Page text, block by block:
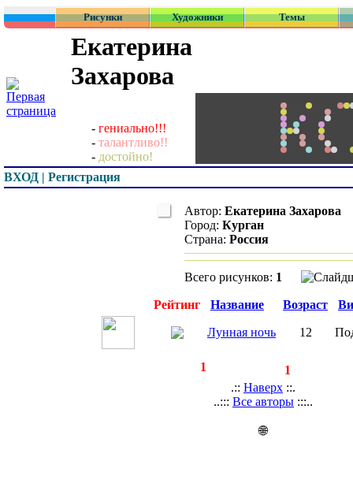
Рисунки Художники Темы
Екатерина
Захарова
- гениально!!!
- талантливо!!
- достойно!
ВХОД | Регистрация
Автор: Екатерина Захарова
Город: Курган
Страна: Россия
Всего рисунков: 1
Рейтинг Название Возраст
Лунная ночь 12
1
1
.:: Наверх ::.
..::: Все авторы :::..
🌐